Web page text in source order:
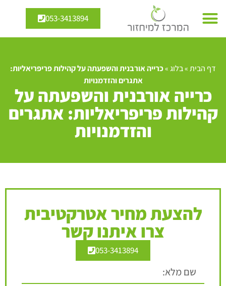
053-3413894
דף הבית»בלוג»כרייה אורבנית והשפעתה על קהילות פריפריאליות:
אתגרים והזדמנויות
כרייה אורבנית והשפעתה על
קהילות פריפריאליות: אתגרים
והזדמנויות
להצעת מחיר אטרקטיבית
צרו איתנו קשר
053-3413894